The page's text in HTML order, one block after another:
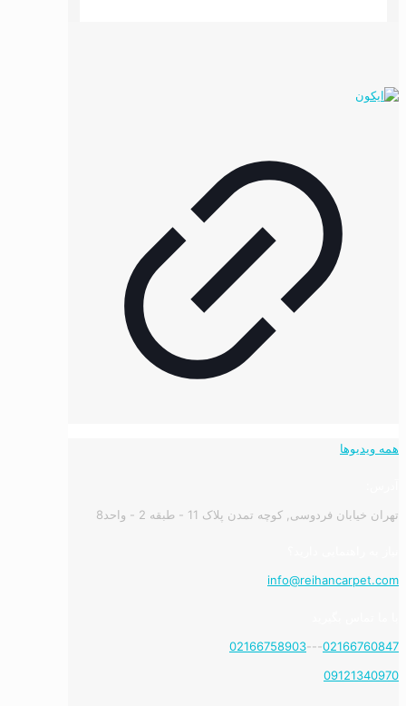
همه ویدیوها
تهران خیابان فردوسی, کوچه تمدن پلاک 11 - طبقه 2 - واحد8
info@reihancarpet.com
02166760847
---
02166758903
09121340970